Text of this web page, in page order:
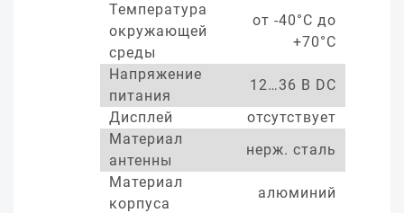
Температура
окружающей
среды
от -40°С до
+70°С
Напряжение
питания
12…36 В DC
Дисплей
отсутствует
Материал
антенны
нерж. сталь
Материал
корпуса
алюминий